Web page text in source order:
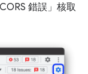
錯誤」 核取